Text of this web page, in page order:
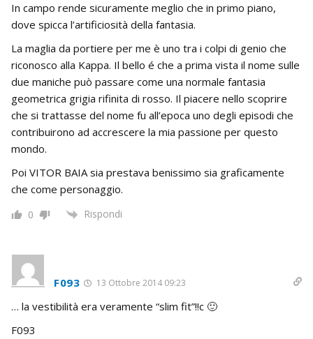
In campo rende sicuramente meglio che in primo piano,
dove spicca l’artificiosità della fantasia.
La maglia da portiere per me è uno tra i colpi di genio che
riconosco alla Kappa. Il bello é che a prima vista il nome sulle
due maniche può passare come una normale fantasia
geometrica grigia rifinita di rosso. Il piacere nello scoprire
che si trattasse del nome fu all’epoca uno degli episodi che
contribuirono ad accrescere la mia passione per questo
mondo.
Poi VITOR BAIA sia prestava benissimo sia graficamente
che come personaggio.
0 Rispondi
F093 13 Ottobre 2014 09:23
… la vestibilità era veramente “slim fit”!!c 🙂
F093